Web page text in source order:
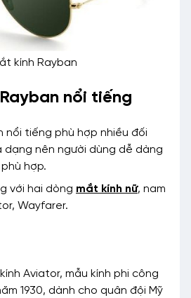
kính Rayban
nổi tiếng
nổi tiếng phù hợp nhiều đối
dạng nên người dùng dễ dàng
hợp.
với hai dòng mắt kính nữ, nam
Wayfarer.
Aviator, mẫu kính phi công
1930, dành cho quân đội Mỹ